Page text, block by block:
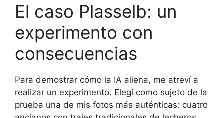
El caso Plasselb: un
experimento con
consecuencias
Para demostrar cómo la IA aliena, me atreví a
realizar un experimento. Elegí como sujeto de la
prueba una de mis fotos más auténticas: cuatro